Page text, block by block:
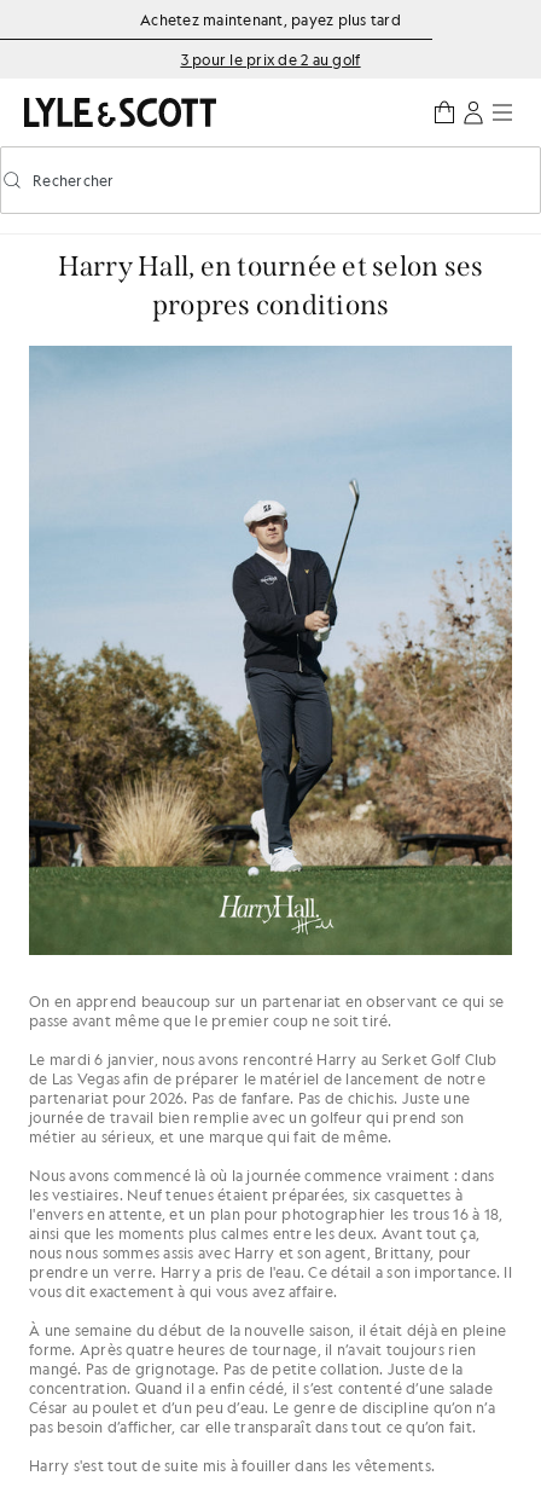
Aller directement au contenu principal
Informations sur l'accessibilité
Achetez maintenant, payez plus tard
3 pour le prix de 2 au golf
Activer/désactiver la recherche prédictive
Rechercher
Harry Hall, en tournée et selon ses
propres conditions
On en apprend beaucoup sur un partenariat en observant ce qui se
passe avant même que le premier coup ne soit tiré.
Le mardi 6 janvier, nous avons rencontré Harry au Serket Golf Club
de Las Vegas afin de préparer le matériel de lancement de notre
partenariat pour 2026. Pas de fanfare. Pas de chichis. Juste une
journée de travail bien remplie avec un golfeur qui prend son
métier au sérieux, et une marque qui fait de même.
Nous avons commencé là où la journée commence vraiment : dans
les vestiaires. Neuf tenues étaient préparées, six casquettes à
l'envers en attente, et un plan pour photographier les trous 16 à 18,
ainsi que les moments plus calmes entre les deux. Avant tout ça,
nous nous sommes assis avec Harry et son agent, Brittany, pour
prendre un verre. Harry a pris de l'eau. Ce détail a son importance. Il
vous dit exactement à qui vous avez affaire.
À une semaine du début de la nouvelle saison, il était déjà en pleine
forme. Après quatre heures de tournage, il n’avait toujours rien
mangé. Pas de grignotage. Pas de petite collation. Juste de la
concentration. Quand il a enfin cédé, il s’est contenté d’une salade
César au poulet et d’un peu d’eau. Le genre de discipline qu’on n’a
pas besoin d’afficher, car elle transparaît dans tout ce qu’on fait.
Harry s'est tout de suite mis à fouiller dans les vêtements.